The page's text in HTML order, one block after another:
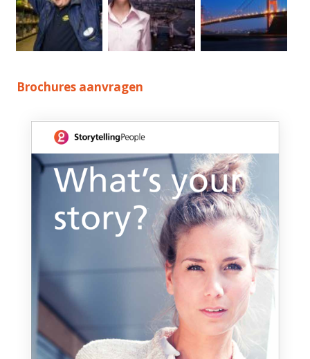
Brochures aanvragen